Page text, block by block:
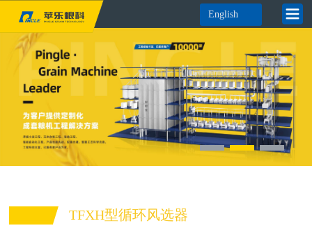
English
TFXH型循环风选器